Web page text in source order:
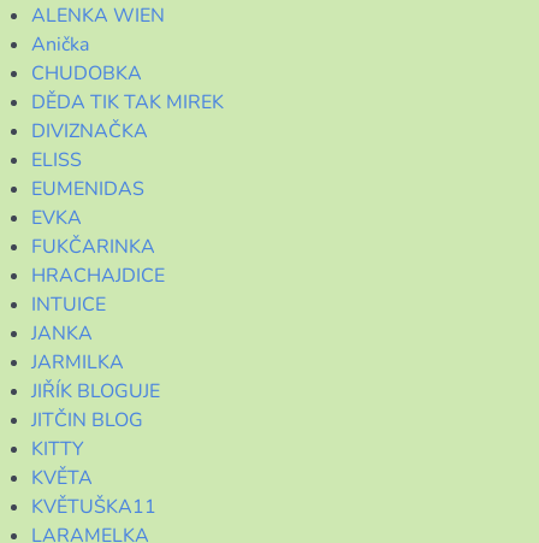
ALENKA WIEN
Anička
CHUDOBKA
DĚDA TIK TAK MIREK
DIVIZNAČKA
ELISS
EUMENIDAS
EVKA
FUKČARINKA
HRACHAJDICE
INTUICE
JANKA
JARMILKA
JIŘÍK BLOGUJE
JITČIN BLOG
KITTY
KVĚTA
KVĚTUŠKA11
LARAMELKA